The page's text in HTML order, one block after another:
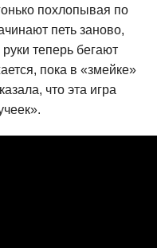
похлопывая по
петь заново,
теперь бегают
пока в «змейке»
что эта игра